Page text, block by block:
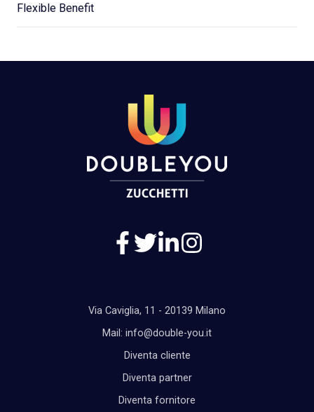
Flexible Benefit
Via Caviglia, 11 - 20139 Milano
Mail: info@double-you.it
Diventa cliente
Diventa partner
Diventa fornitore